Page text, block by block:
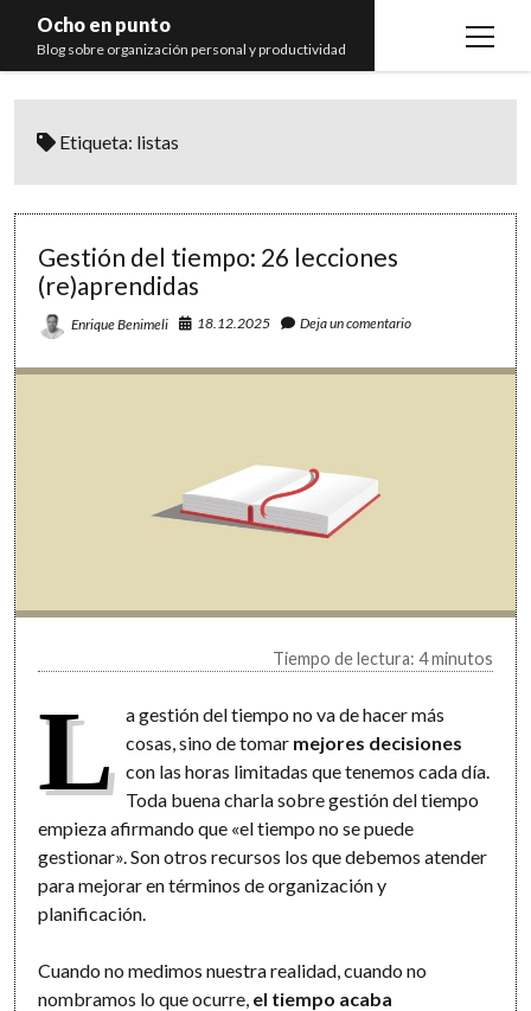
Ocho en punto
Blog sobre organización personal y productividad
open
Libros
Etiqueta: listas
Gestión del tiempo: 26 lecciones
(re)aprendidas
Enrique Benimeli 18.12.2025 Deja un comentario
Tiempo de lectura: 4 minutos
L a gestión del tiempo no va de hacer más
cosas, sino de tomar mejores decisiones
con las horas limitadas que tenemos cada día.
Toda buena charla sobre gestión del tiempo
empieza afirmando que «el tiempo no se puede
gestionar». Son otros recursos los que debemos atender
para mejorar en términos de organización y
planificación.
Cuando no medimos nuestra realidad, cuando no
nombramos lo que ocurre, el tiempo acaba